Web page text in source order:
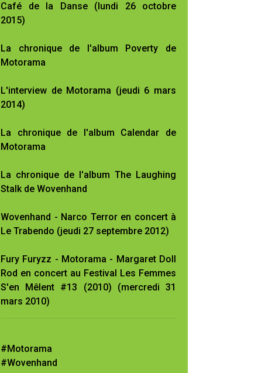
Café de la Danse (lundi 26 octobre
2015)
La chronique de l'album Poverty de
Motorama
L'interview de Motorama (jeudi 6 mars
2014)
La chronique de l'album Calendar de
Motorama
La chronique de l'album The Laughing
Stalk de Wovenhand
Wovenhand - Narco Terror en concert à
Le Trabendo (jeudi 27 septembre 2012)
Fury Furyzz - Motorama - Margaret Doll
Rod en concert au Festival Les Femmes
S'en Mêlent #13 (2010) (mercredi 31
mars 2010)
#Motorama
#Wovenhand